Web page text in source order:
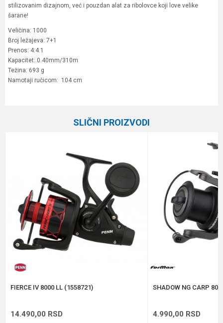
stilizovanim dizajnom, već i pouzdan alat za ribolovce koji love velike
šarane!
Veličina: 1000
Broj ležajeva: 7+1
Prenos: 4:4.1
Kapacitet: 0.40mm/310m
Težina: 693 g
Namotaji ručicom: 104 cm
10000
Carp Pro
Kapacitet 0.35/400 m
Anti-spam zaštita - izračunajte koliko je 2 + 3 :
SLIČNI PROIZVODI
FIERCE IV 8000 LL (1558721)
14.490,00 RSD
SHADOW NG CARP
4.990,00 RSD